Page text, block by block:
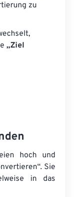
zu
„Ziel
hoch und
Sie
in das